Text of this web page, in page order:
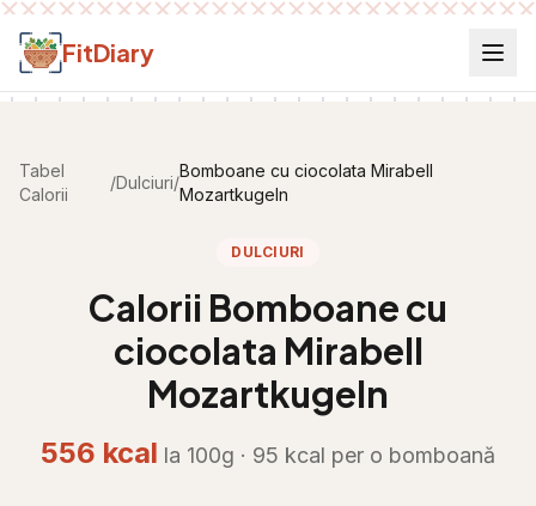
Salt la conținut
FitDiary
Tabel
Calorii
/Dulciuri/
Bomboane cu ciocolata Mirabell
Mozartkugeln
DULCIURI
Calorii Bomboane cu
ciocolata Mirabell
Mozartkugeln
556 kcal la 100g · 95 kcal per o bomboană